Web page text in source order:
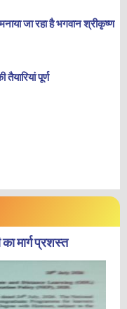
जा रहा है भगवान श्रीकृष्ण
पूर्ण
मार्ग प्रशस्त